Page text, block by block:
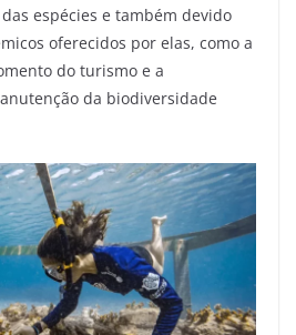
espécies e também devido
oferecidos por elas, como a
do turismo e a
da biodiversidade